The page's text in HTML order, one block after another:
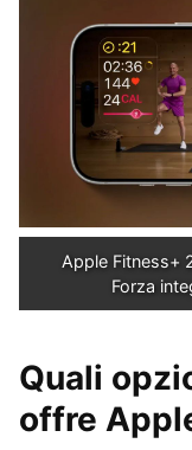
Apple Fitness+
Forza
Quali
offre